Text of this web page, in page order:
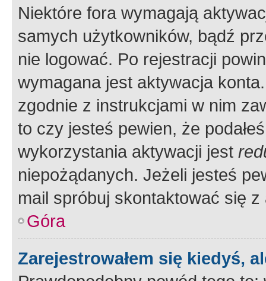
Niektóre fora wymagają
samych użytkowników, bądź
nie logować. Po rejestracji
wymagana jest aktywacja
zgodnie z instrukcjami w nim
to czy jesteś pewien, że
wykorzystania aktywacji jest
niepożądanych. Jeżeli jesteś
mail spróbuj skontaktować się
Góra
Zarejestrowałem się kiedyś,